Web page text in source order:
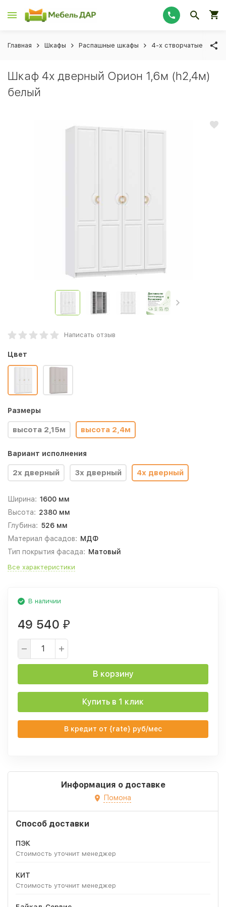
Главная Шкафы Распашные шкафы 4-х створчатые
Шкаф 4х дверный Орион 1,6м (h2,4м)
белый
Написать отзыв
Цвет
Размеры
высота 2,15м высота 2,4м
Вариант исполнения
2х дверный 3х дверный 4х дверный
Ширина: 1600 мм
Высота: 2380 мм
Глубина: 526 мм
Материал фасадов: МДФ
Тип покрытия фасада: Матовый
Все характеристики
В наличии
49 540 ₽
В корзину
Купить в 1 клик
В кредит от {rate} руб/мес
Информация о доставке
Помона
Способ доставки
ПЭК
Стоимость уточнит менеджер
КИТ
Стоимость уточнит менеджер